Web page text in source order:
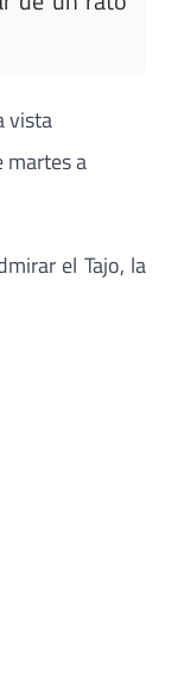
vista
martes a
el Tajo, la